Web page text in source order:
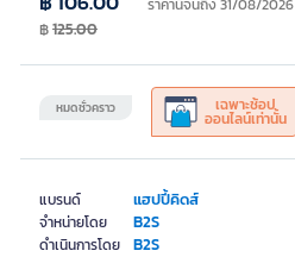
แบรนด์ แฮปปี้คิดส์
จำหน่ายโดย B2S
ดำเนินการโดย B2S
หมดชั่วคราว เฉพาะช้อป
ออนไลน์เท่านั้น
ราคานี้จนถึง 31/08/2026
฿125.00